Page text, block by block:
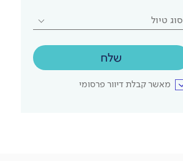
סוג טיול
מאשר קבלת דיוור פרסומי
שלח